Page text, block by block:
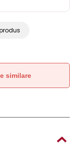
similare